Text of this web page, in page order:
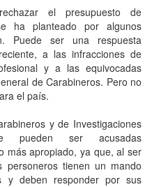
el presupuesto de
ha planteado por algunos
Puede ser una respuesta
a las infracciones de
y a las equivocadas
de Carabineros. Pero no
el país.
y de Investigaciones
pueden ser acusadas
más apropiado, ya que, al ser
personeros tienen un mando
y deben responder por sus